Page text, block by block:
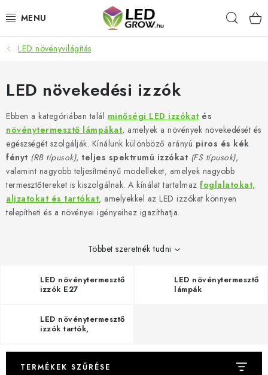
tartalomhoz
AKCIÓS TERMÉKEK
LED NÖVÉNYVILÁGÍTÁS
TERMESZTÉSI KELLÉKEK
AKVARISZTIKAI TERMÉKEK
MIKROZÖLDEK
OKOS KERT
LED növényvilágítás
LED növekedési izzók
Ebben a kategóriában talál minőségi LED izzókat és
növénytermesztő lámpákat, amelyek a növények növekedését és
egészségét szolgálják. Kínálunk különböző arányú piros és kék
fényt (RB típusok), teljes spektrumú izzókat (FS típusok),
valamint nagyobb teljesítményű modelleket, amelyek nagyobb
termesztőtereket is kiszolgálnak. A kínálat tartalmaz foglalatokat,
aljzatokat és tartókat, amelyekkel az LED izzókat könnyen
telepítheti és a növényei igényeihez igazíthatja.
Többet szeretnék tudni
LED növénytermesztő
izzók E27
LED növénytermesztő
lámpák
LED növénytermesztő
izzók tartók,
TERMÉKEK SZŰRÉSE